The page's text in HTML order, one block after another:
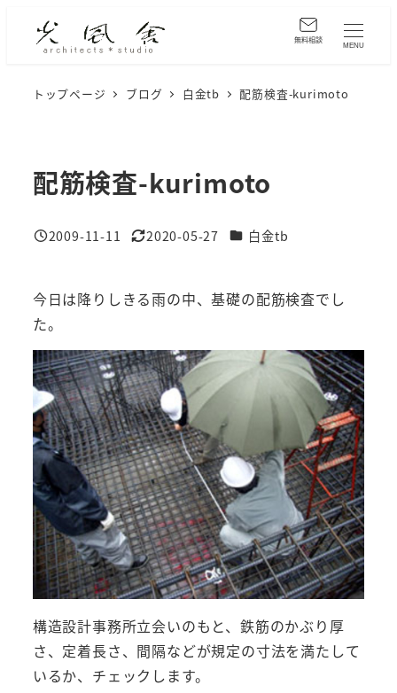
MENU
トップページ ブログ 白金tb 配筋検査-kurimoto
配筋検査-kurimoto
投稿日
2009-11-11
更新日
2020-05-27 カテゴリー
白金tb
今日は降りしきる雨の中、基礎の配筋検査でし
た。
構造設計事務所立会いのもと、鉄筋のかぶり厚
さ、定着長さ、間隔などが規定の寸法を満たして
いるか、チェックします。
無料相談